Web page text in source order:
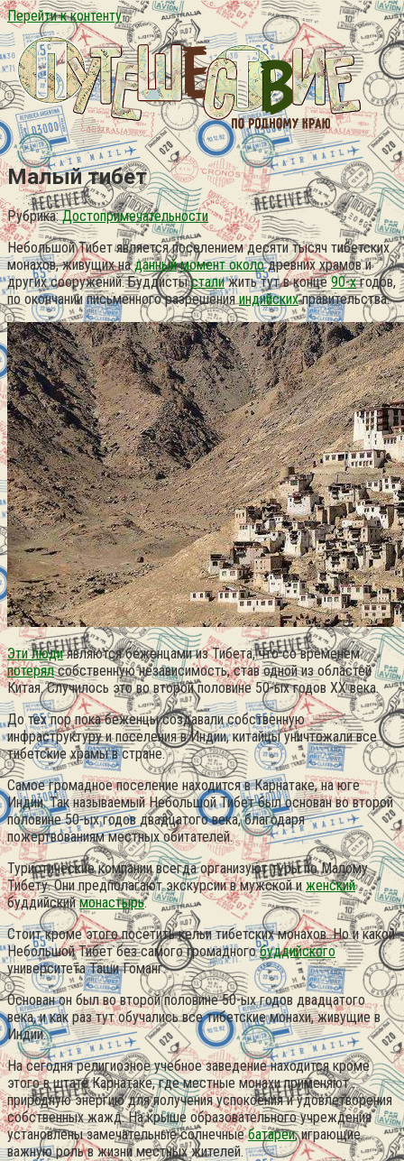
Перейти к контенту
Малый тибет
Рубрика: Достопримечательности
Небольшой Тибет является поселением десяти тысяч тибетских
монахов, живущих наданный момент околодревних храмов и
других сооружений. Буддистысталижить тут в конце90-хгодов,
по окончании письменного разрешенияиндийскихправительства.
Эти людиявляются беженцами из Тибета, что со временем
потерялсобственную независимость, став одной из областей
Китая. Случилось это во второй половине 50-ых годов XX века.
До тех пор пока беженцы создавали собственную
инфраструктуру и поселения в Индии, китайцы уничтожали все
тибетские храмы в стране.
Самое громадное поселение находится в Карнатаке, на юге
Индии. Так называемый Небольшой Тибет был основан во второй
половине 50-ых годов двадцатого века, благодаря
пожертвованиям местных обитателей.
Туристические компании всегда организуют туры по Малому
Тибету. Они предполагают экскурсии в мужской и женский
буддийскиймонастырь.
Стоит кроме этого посетить кельи тибетских монахов. Но и какой
Небольшой Тибет без самого громадногобуддийского
университета Таши Гоманг.
Основан он был во второй половине 50-ых годов двадцатого
века, и как раз тут обучались все тибетские монахи, живущие в
Индии.
На сегодня религиозное учебное заведение находится кроме
этого в штате Карнатаке, где местные монахи применяют
природную энергию для получения успокоения и удовлетворения
собственных жажд. На крыше образовательного учреждения
установлены замечательные солнечныебатареи, играющие
важную роль в жизни местных жителей.